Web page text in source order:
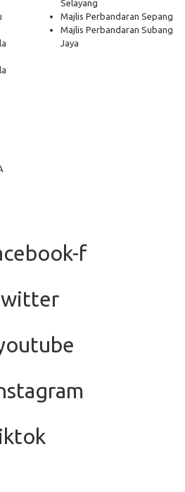
Selayang
Majlis Perbandaran Sepang
Majlis Perbandaran Subang
Jaya
f